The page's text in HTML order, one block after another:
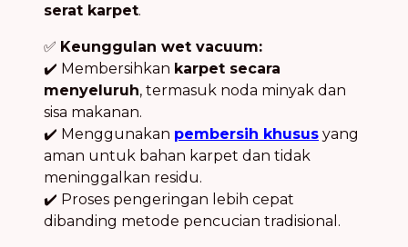
serat karpet.
✅ Keunggulan wet vacuum:
✔️ Membersihkan karpet secara
menyeluruh, termasuk noda minyak dan
sisa makanan.
✔️ Menggunakan pembersih khusus yang
aman untuk bahan karpet dan tidak
meninggalkan residu.
✔️ Proses pengeringan lebih cepat
dibanding metode pencucian tradisional.